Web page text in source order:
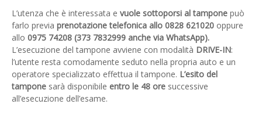
L’utenza che è interessata e vuole sottoporsi al tampone può
farlo previa prenotazione telefonica allo 0828 621020 oppure
allo 0975 74208 (373 7832999 anche via WhatsApp).
L’esecuzione del tampone avviene con modalità DRIVE-IN:
l’utente resta comodamente seduto nella propria auto e un
operatore specializzato effettua il tampone. L’esito del
tampone sarà disponibile entro le 48 ore successive
all’esecuzione dell’esame.